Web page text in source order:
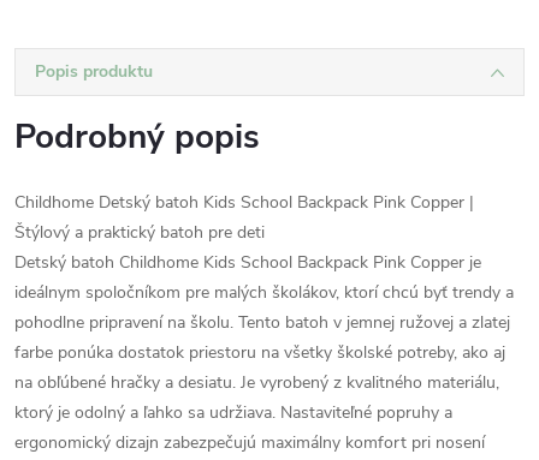
Popis produktu
Podrobný popis
Childhome Detský batoh Kids School Backpack Pink Copper |
Štýlový a praktický batoh pre deti
Detský batoh Childhome Kids School Backpack Pink Copper je
ideálnym spoločníkom pre malých školákov, ktorí chcú byť trendy a
pohodlne pripravení na školu. Tento batoh v jemnej ružovej a zlatej
farbe ponúka dostatok priestoru na všetky školské potreby, ako aj
na obľúbené hračky a desiatu. Je vyrobený z kvalitného materiálu,
ktorý je odolný a ľahko sa udržiava. Nastaviteľné popruhy a
ergonomický dizajn zabezpečujú maximálny komfort pri nosení